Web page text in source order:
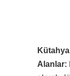
Alanlar: